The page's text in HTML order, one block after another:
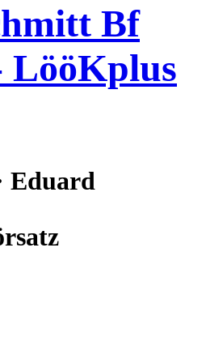
Bf
LööKplus
Eduard